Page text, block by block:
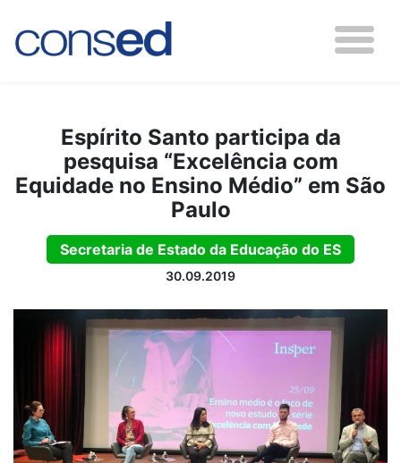
Espírito Santo participa da
pesquisa “Excelência com
Equidade no Ensino Médio” em São
Paulo
Secretaria de Estado da Educação do ES
30.09.2019